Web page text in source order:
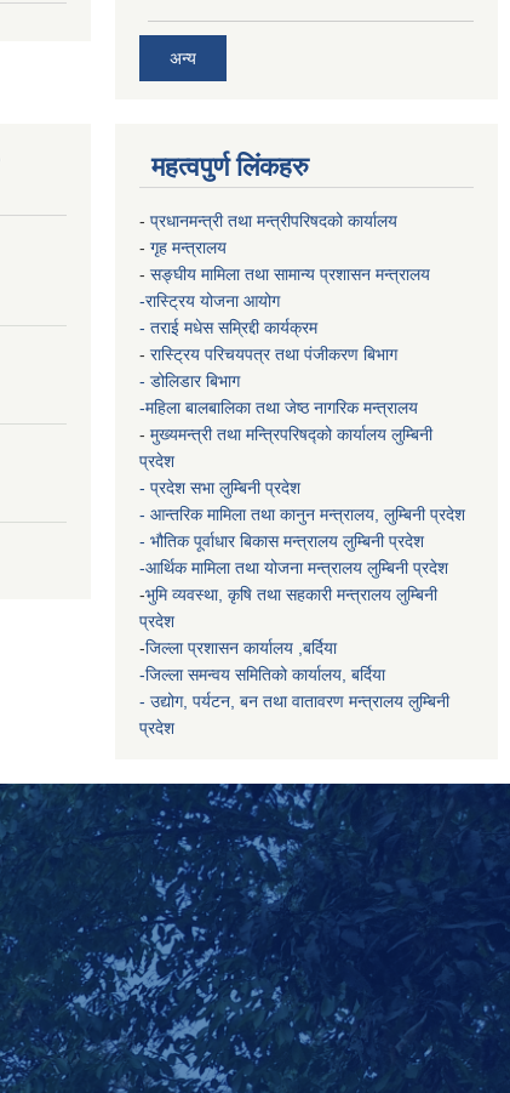
अन्य
महत्वपुर्ण लिंकहरु
- प्रधानमन्त्री तथा मन्त्रीपरिषदको कार्यालय
- गृह मन्त्रालय
- सङ्घीय मामिला तथा सामान्य प्रशासन मन्त्रालय
-रास्ट्रिय योजना आयोग
- तराई मधेस सम्रिद्दी कार्यक्रम
- रास्ट्रिय परिचयपत्र तथा पंजीकरण बिभाग
- डोलिडार बिभाग
-महिला बालबालिका तथा जेष्ठ नागरिक मन्त्रालय
- मुख्यमन्त्री तथा मन्त्रिपरिषद्को कार्यालय लुम्बिनी
प्रदेश
- प्रदेश सभा लुम्बिनी प्रदेश
- आन्तरिक मामिला तथा कानुन मन्त्रालय, लुम्बिनी प्रदेश
- भौतिक पूर्वाधार बिकास मन्त्रालय लुम्बिनी प्रदेश
-आर्थिक मामिला तथा योजना मन्त्रालय लुम्बिनी प्रदेश
-भुमि व्यवस्था, कृषि तथा सहकारी मन्त्रालय लुम्बिनी
प्रदेश
-जिल्ला प्रशासन कार्यालय ,बर्दिया
-जिल्ला समन्वय समितिको कार्यालय, बर्दिया
- उद्योग, पर्यटन, बन तथा वातावरण मन्त्रालय लुम्बिनी
प्रदेश